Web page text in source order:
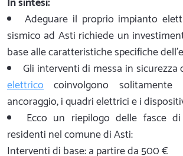
Adeguare il proprio impianto
sismico ad Asti richiede un
base alle caratteristiche specifiche
Gli interventi di messa in
elettrico coinvolgono
ancoraggio, i quadri elettrici e i
Ecco un riepilogo delle fasce
residenti nel comune di Asti:
Interventi di base: a partire da 500 €